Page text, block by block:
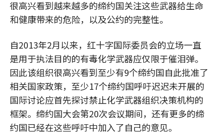
很高兴看到越来越多的缔约国关注这些武器给生命
和健康带来的危险，以及公约的完整性。
自2013年2月以来，红十字国际委员会的立场一直
是用于执法目的的有毒化学武器应仅限于催泪弹。
因此该组织很高兴看到至少有9个缔约国自此批准了
相关国家政策，至少17个缔约国呼吁迟迟未开展的
国际讨论应首先探讨禁止化学武器组织决策机构的
框架。缔约国大会第20次会议期间，还有更多的缔
约国已经在这些呼吁中加入了自己的意见。